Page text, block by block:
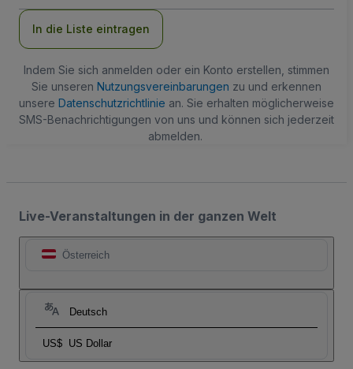
In die Liste eintragen
Indem Sie sich anmelden oder ein Konto erstellen, stimmen
Sie unseren Nutzungsvereinbarungen zu und erkennen
unsere Datenschutzrichtlinie an. Sie erhalten möglicherweise
SMS-Benachrichtigungen von uns und können sich jederzeit
abmelden.
Live-Veranstaltungen in der ganzen Welt
Österreich
Deutsch
US$ US Dollar